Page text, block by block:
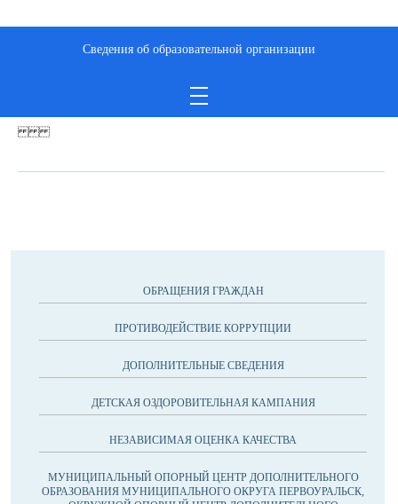
Опубликовано на сайте
10 января 2023
ОБРАЩЕНИЯ ГРАЖДАН
ПРОТИВОДЕЙСТВИЕ КОРРУПЦИИ
ДОПОЛНИТЕЛЬНЫЕ СВЕДЕНИЯ
ДЕТСКАЯ ОЗДОРОВИТЕЛЬНАЯ КАМПАНИЯ
НЕЗАВИСИМАЯ ОЦЕНКА КАЧЕСТВА
МУНИЦИПАЛЬНЫЙ ОПОРНЫЙ ЦЕНТР ДОПОЛНИТЕЛЬНОГО
ОБРАЗОВАНИЯ МУНИЦИПАЛЬНОГО ОКРУГА ПЕРВОУРАЛЬСК,
Сведения об образовательной организации